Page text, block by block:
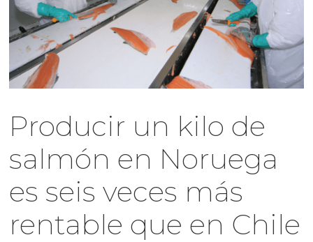
Producir un kilo de
salmón en Noruega
es seis veces más
rentable que en Chile